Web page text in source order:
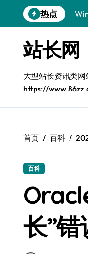
到
热点
5G
5G
容
站长网
大型站长资讯类网
https://
首页 百科
百科
长”错